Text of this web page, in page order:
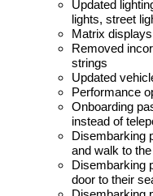
Updated
lights, street
Matrix
Removed
strings
Updated
Performance
Onboarding
instead of
Disembarking
and walk to
Disembarking
door to their